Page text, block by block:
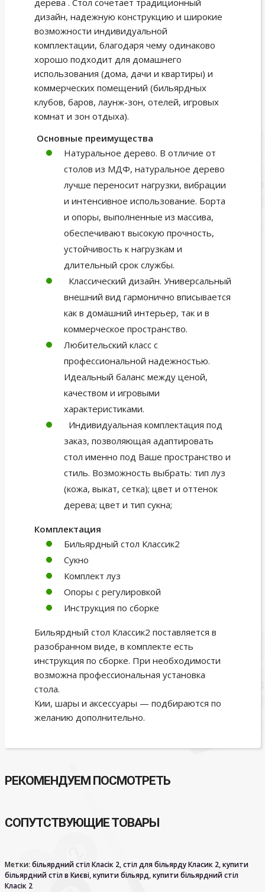
дерева . Стол сочетает традиционный
дизайн, надежную конструкцию и широкие
возможности индивидуальной
комплектации, благодаря чему одинаково
хорошо подходит для домашнего
использования (дома, дачи и квартиры) и
коммерческих помещений (бильярдных
клубов, баров, лаунж-зон, отелей, игровых
комнат и зон отдыха).
Основные преимущества
Натуральное дерево. В отличие от
столов из МДФ, натуральное дерево
лучше переносит нагрузки, вибрации
и интенсивное использование. Борта
и опоры, выполненные из массива,
обеспечивают высокую прочность,
устойчивость к нагрузкам и
длительный срок службы.
Классический дизайн. Универсальный
внешний вид гармонично вписывается
как в домашний интерьер, так и в
коммерческое пространство.
Любительский класс с
профессиональной надежностью.
Идеальный баланс между ценой,
качеством и игровыми
характеристиками.
Индивидуальная комплектация под
заказ, позволяющая адаптировать
стол именно под Ваше пространство и
стиль. Возможность выбрать: тип луз
(кожа, выкат, сетка); цвет и оттенок
дерева; цвет и тип сукна;
Комплектация
Бильярдный стол Классик2
Сукно
Комплект луз
Опоры с регулировкой
Инструкция по сборке
Бильярдный стол Классик2 поставляется в
разобранном виде, в комплекте есть
инструкция по сборке. При необходимости
возможна профессиональная установка
стола.
Кии, шары и аксессуары — подбираются по
желанию дополнительно.
РЕКОМЕНДУЕМ ПОСМОТРЕТЬ
СОПУТСТВУЮЩИЕ ТОВАРЫ
Метки: більярдний стіл Класік 2,стіл для більярду Класик 2,купити
більярдний стіл в Києві,купити більярд,купити більярдний стіл
Класік 2